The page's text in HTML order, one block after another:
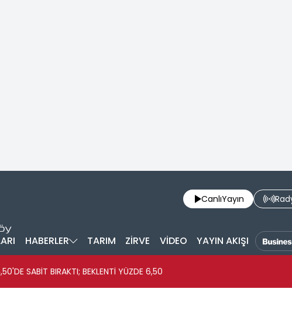
CanlıYayın
HABERLER TARIM ZİRVE VİDEO YAYIN AKIŞI
SABİT BIRAKTI; BEKLENTİ YÜZDE 6,50